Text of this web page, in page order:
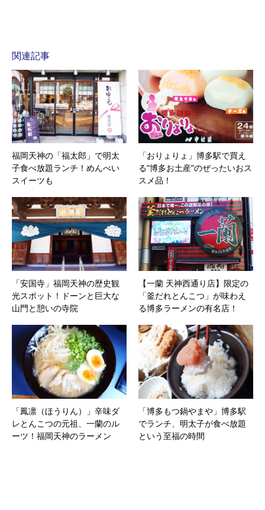
関連記事
福岡天神の「福太郎」で明太
子食べ放題ランチ！めんべい
スイーツも
「おりょりょ」博多駅で買え
る”博多お土産”のぜったいおス
スメ品！
「安国寺」福岡天神の歴史観
光スポット！ドーンと巨大な
山門と憩いの寺院
【一蘭 天神西通り店】限定の
「釜だれとんこつ」が味わえ
る博多ラーメンの有名店！
「鳳凛（ほうりん）」辛味ダ
レとんこつの元祖、一蘭のル
ーツ！福岡天神のラーメン
「博多もつ鍋やまや」博多駅
でランチ、明太子が食べ放題
という至福の時間